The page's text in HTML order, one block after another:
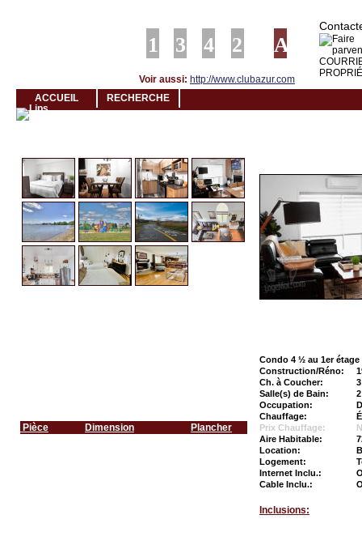
Voir aussi: http://www.clubazur.com
ACCUEIL RECHERCHE
Pièce Dimension Plancher
Condo 4 ½ au 1er étage
Construction/Réno:
Ch. à Coucher:
3
Salle(s) de Bain:
2
Occupation:
Chauffage:
Prix Chauffage:
Aire Habitable:
Location:
Logement:
Internet Inclu.:
Cable Inclu.:
Inclusions: